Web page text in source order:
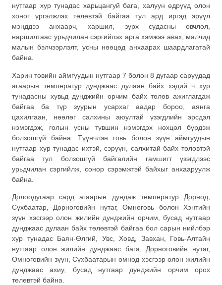
нутгаар хур тунадас харьцангуй бага, халуун өдрүүд олон
хоног үргэлжлэх төлөвтэй байгаа тул ард иргэд эрүүл
мэнддээ анхаарч, харшил, зүрх судасны өвчлөл,
наршилтаас урьдчилан сэргийлэх арга хэмжээ авах, малчид
малын бэлчээрлэлт, усны нөөцөд анхаарах шаардлагатай
байна.
Харин төвийн аймгуудын нутгаар 7 болон 8 дугаар саруудад
агаарын температур дунджаас дулаан байх хэдий ч хур
тунадасны хувьд дунджийн орчим байх төлөв ажиглагдаж
байгаа ба түр зуурын усархаг аадар бороо, аянга
цахилгаан, нөөлөг салхины аюултай үзэгдлийн эрсдэл
нэмэгдэж, голын усны түвшин нэмэгдэх нөхцөл бүрдэж
болзошгүй байна. Түүнчлэн говь болон зүүн аймгуудын
нутгаар хур тунадас ихтэй, сэрүүн, салхитай байх төлөвтэй
байгаа тул болзошгүй байгалийн гамшигт үзэгдлээс
урьдчилан сэргийлж, сонор сэрэмжтэй байхыг анхааруулж
байна.
Долоодугаар сард агаарын дундаж температур Дорнод,
Сүхбаатар, Дорноговийн нутаг, Өмнөговь болон Хэнтийн
зүүн хэсгээр олон жилийн дунджийн орчим, бусад нутгаар
дунджаас дулаан байх төлөвтэй байгаа бол сарын нийлбэр
хур тунадас Баян-Өлгий, Увс, Ховд, Завхан, Говь-Алтайн
нутгаар олон жилийн дунджаас бага, Дорноговийн нутаг,
Өмнөговийн зүүн, Сүхбаатарын өмнөд хэсгээр олон жилийн
дунджаас ахиу, бусад нутгаар дунджийн орчим орох
төлөвтэй байна.